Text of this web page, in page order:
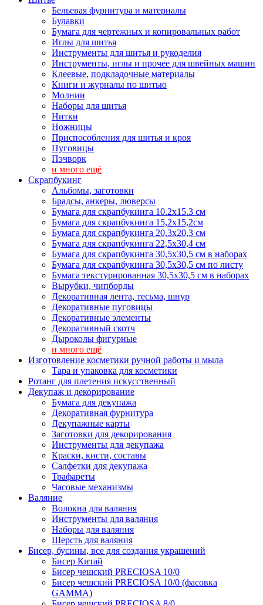
Бельевая фурнитура и материалы
Булавки
Бумага для чертежных и копировальных работ
Иглы для шитья
Инструменты для шитья и рукоделия
Инструменты, иглы и прочее для швейных машин
Клеевые, подкладочные материалы
Книги и журналы по шитью
Молнии
Наборы для шитья
Нитки
Ножницы
Приспособления для шитья и кроя
Пуговицы
Пэчворк
и много ещё
Скрапбукинг
Альбомы, заготовки
Брадсы, анкеры, люверсы
Бумага для скрапбукинга 10.2х15.3 см
Бумага для скрапбукинга 15,2х15,2см
Бумага для скрапбукинга 20,3х20,3 см
Бумага для скрапбукинга 22,5х30,4 см
Бумага для скрапбукинга 30,5х30,5 см в наборах
Бумага для скрапбукинга 30,5х30,5 см по листу
Бумага текстурированная 30,5х30,5 см в наборах
Вырубки, чипборды
Декоративная лента, тесьма, шнур
Декоративные пуговицы
Декоративные элементы
Декоративный скотч
Дыроколы фигурные
и много ещё
Изготовление косметики ручной работы и мыла
Тара и упаковка для косметики
Ротанг для плетения искусственный
Декупаж и декорирование
Бумага для декупажа
Декоративная фурнитура
Декупажные карты
Заготовки для декорирования
Инструменты для декупажа
Краски, кисти, составы
Салфетки для декупажа
Трафареты
Часовые механизмы
Валяние
Волокна для валяния
Инструменты для валяния
Наборы для валяния
Шерсть для валяния
Бисер, бусины, все для создания украшений
Бисер Китай
Бисер чешский PRECIOSA 10/0
Бисер чешский PRECIOSA 10/0 (фасовка
GAMMA)